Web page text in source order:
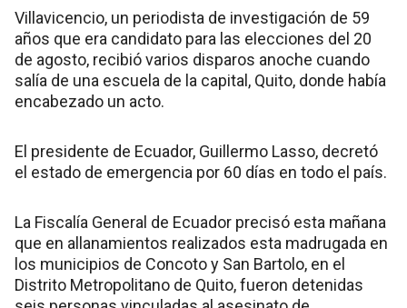
Villavicencio, un periodista de investigación de 59
años que era candidato para las elecciones del 20
de agosto, recibió varios disparos anoche cuando
salía de una escuela de la capital, Quito, donde había
encabezado un acto.
El presidente de Ecuador, Guillermo Lasso, decretó
el estado de emergencia por 60 días en todo el país.
La Fiscalía General de Ecuador precisó esta mañana
que en allanamientos realizados esta madrugada en
los municipios de Concoto y San Bartolo, en el
Distrito Metropolitano de Quito, fueron detenidas